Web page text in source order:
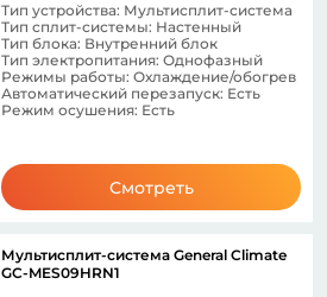
Тип устройства: Мультисплит-система
Тип сплит-системы: Настенный
Тип блока: Внутренний блок
Тип электропитания: Однофазный
Режимы работы: Охлаждение/обогрев
Автоматический перезапуск: Есть
Режим осушения: Есть
Смотреть
Мультисплит-система General Climate
GC-MES09HRN1